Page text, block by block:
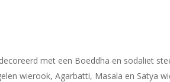
met een Boeddha en sodaliet
wierook, Agarbatti, Masala en Satya